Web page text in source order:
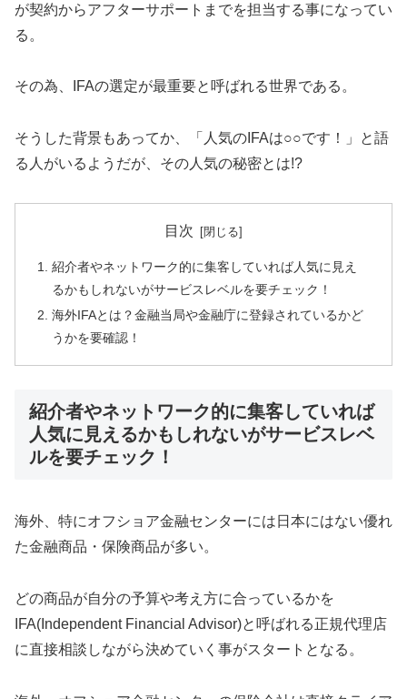
が契約からアフターサポートまでを担当する事になってい
る。
その為、IFAの選定が最重要と呼ばれる世界である。
そうした背景もあってか、「人気のIFAは○○です！」と語
る人がいるようだが、その人気の秘密とは!?
目次
紹介者やネットワーク的に集客していれば人気に見え
るかもしれないがサービスレベルを要チェック！
海外IFAとは？金融当局や金融庁に登録されているかど
うかを要確認！
紹介者やネットワーク的に集客していれば
人気に見えるかもしれないがサービスレベ
ルを要チェック！
海外、特にオフショア金融センターには日本にはない優れ
た金融商品・保険商品が多い。
どの商品が自分の予算や考え方に合っているかを
IFA(Independent Financial Advisor)と呼ばれる正規代理店
に直接相談しながら決めていく事がスタートとなる。